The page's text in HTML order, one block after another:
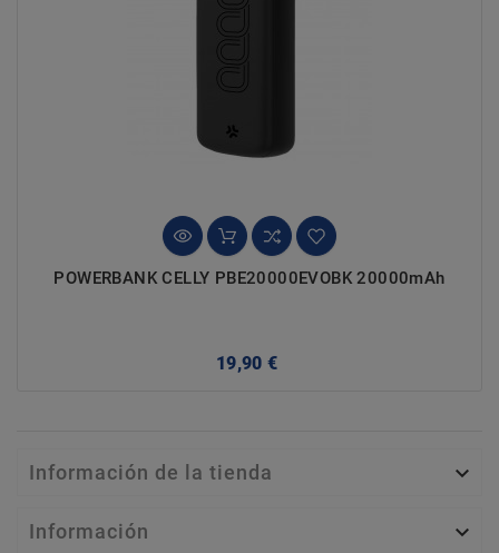
POWERBANK CELLY PBE20000EVOBK 20000mAh
19,90 €
Información de la tienda 
Información 